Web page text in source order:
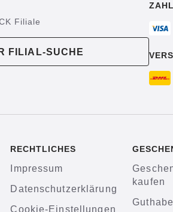
Filiale
FILIAL-SUCHE
RECHTLICHES
Impressum
Datenschutzerklärung
Cookie-Einstellungen
kaufen